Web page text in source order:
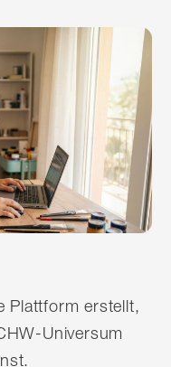
Plattform erstellt,
Universum